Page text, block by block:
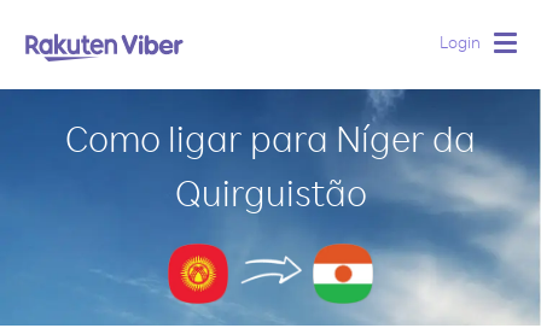
Login
Como ligar para Níger da
Quirguistão